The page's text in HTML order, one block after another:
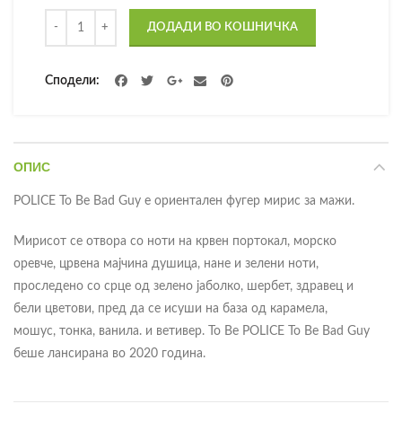
ДОДАДИ ВО КОШНИЧКА
Сподели
ОПИС
POLICE To Be Bad Guy е ориентален фугер мирис за мажи.
Мирисот се отвора со ноти на крвен портокал, морско
оревче, црвена мајчина душица, нане и зелени ноти,
проследено со срце од зелено јаболко, шербет, здравец и
бели цветови, пред да се исуши на база од карамела,
мошус, тонка, ванила. и ветивер. To Be POLICE To Be Bad Guy
беше лансирана во 2020 година.